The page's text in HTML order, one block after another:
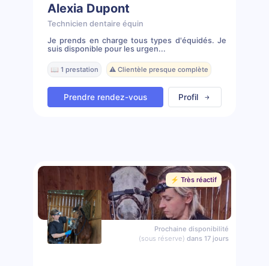
Alexia Dupont
Technicien dentaire équin
Je prends en charge tous types d'équidés. Je
suis disponible pour les urgen...
📖 1 prestation ⚠️ Clientèle presque complète
Prendre rendez-vous Profil
⚡️ Très réactif
Prochaine disponibilité
(sous réserve) dans 17 jours